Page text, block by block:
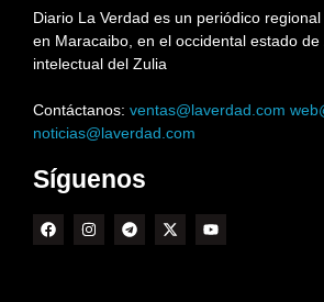
Diario La Verdad es un periódico
en Maracaibo, en el occidental estado
intelectual del Zulia
Contáctanos: ventas@laverdad.com
noticias@laverdad.com
Síguenos